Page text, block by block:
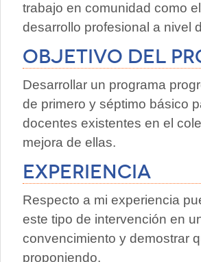
trabajo en comunidad como
desarrollo profesional a nivel
Objetivo del
Desarrollar un programa
de primero y séptimo básico
docentes existentes en el
mejora de ellas.
Experiencia
Respecto a mi experiencia
este tipo de intervención en
convencimiento y demostrar
proponiendo.